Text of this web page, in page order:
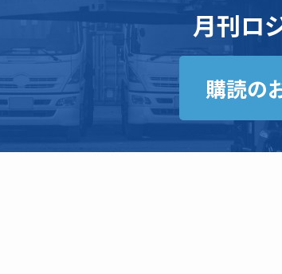
月刊ロ
購読の